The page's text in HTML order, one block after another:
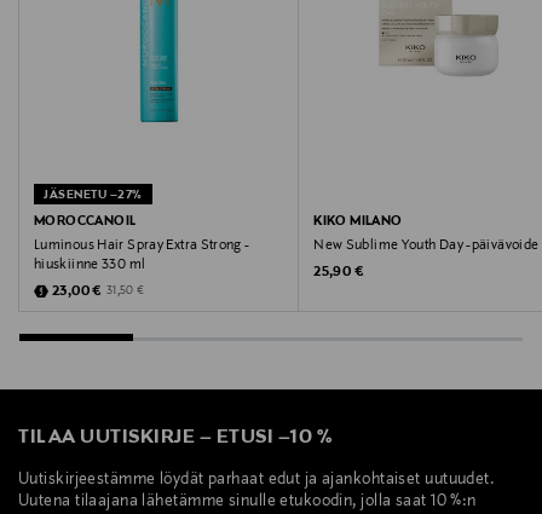
JÄSENETU –27%
MOROCCANOIL
Luminous Hair Spray Extra Strong -
hiuskiinne 330 ml
Discounted Price
23,00 € Original Price
31,50 €
KIKO MILANO
New Sublime Youth Day -päivävoide
Original Price
25,90 €
TILAA UUTISKIRJE – ETUSI –10 %
Uutiskirjeestämme löydät parhaat edut ja ajankohtaiset uutuudet.
Uutena tilaajana lähetämme sinulle etukoodin, jolla saat 10 %:n